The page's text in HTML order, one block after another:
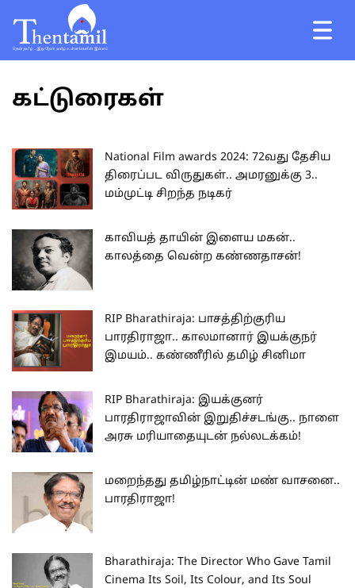
கட்டுரைகள்
National Film awards 2024: 72வது தேசிய
திரைப்பட விருதுகள்.. அமரனுக்கு 3..
மம்முட்டி சிறந்த நடிகர்
காவியத் தாயின் இளைய மகன்..
காலத்தை வென்ற கண்ணதாசன்!
RIP Bharathiraja: பாசத்திற்குரிய
பாரதிராஜா.. காலமானார் இயக்குநர்
இமயம்.. கண்ணீரில் தமிழ் சினிமா
RIP Bharathiraja: இயக்குனர்
பாரதிராஜாவின் இறுதிச்சடங்கு.. நாளை
அரசு மரியாதையுடன் நல்லடக்கம்!
மறைந்தது தமிழ்நாட்டின் மண் வாசனை..
பாரதிராஜா!
Bharathiraja: The Director Who Gave Tamil
Cinema Its Soil, Its Colour, and Its Soul